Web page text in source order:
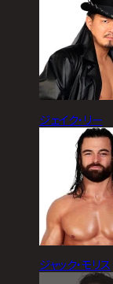
ジェイク・リー
ジャック・モリス